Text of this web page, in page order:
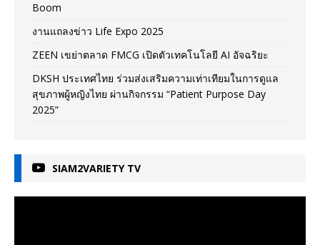
Boom
งานแถลงข่าว Life Expo 2025
ZEEN เขย่าตลาด FMCG เปิดตัวเทคโนโลยี AI อัจฉริยะ
DKSH ประเทศไทย ร่วมส่งเสริมความเท่าเทียมในการดูแล
สุขภาพผู้หญิงไทย ผ่านกิจกรรม “Patient Purpose Day
2025”
SIAM2VARIETY TV